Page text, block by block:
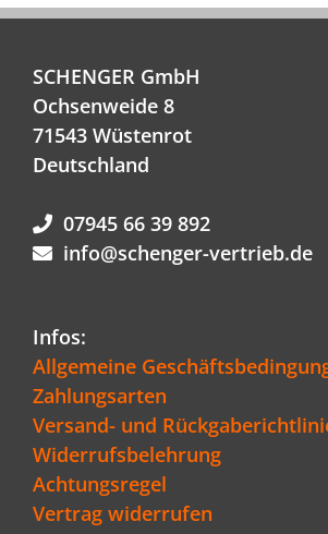
SCHENGER GmbH
Ochsenweide 8
71543 Wüstenrot
Deutschland
07945 66 39 892
info@schenger-vertrieb.de
Infos:
Allgemeine
Zahlungsarten
Versand- und
Widerrufsbelehrung
Achtungsregel
Vertrag widerrufen